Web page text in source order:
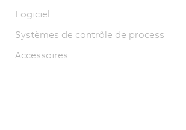
Logiciel
Systèmes de contrôle de process
Accessoires